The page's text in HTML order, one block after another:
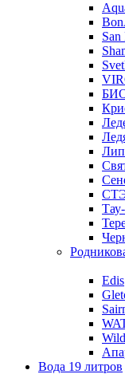
San
Edis
Вода 19 литров